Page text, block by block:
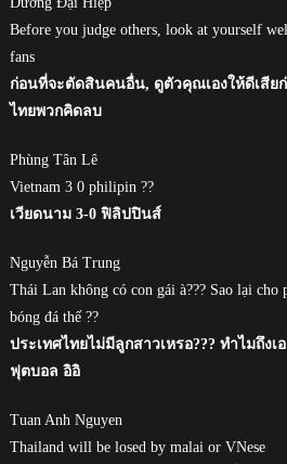
Before you judge others, look at yourself
fans
ก่อนที่จะตัดสินคนอื่น, ดูตัวคุณเองให้ดีเสี
ไทยพวกคิดลบ
Phùng Tân Lê
Vietnam 3 0 philipin ??
เวียดนาม 3-0 ฟิลิปปินส์
Nguyễn Bá Trung
Thái Lan không có con gái à??? Sao lại
bóng đá thế ??
ประเทศไทยไม่มีลูกสาวเหรอ??? ทำไมถึง
ฟุตบอล อิอิ
Tuan Anh Nguyen
Thailand will be losed by malai or VNese